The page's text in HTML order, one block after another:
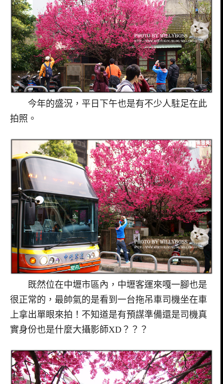
今年的盛況，平日下午也是有不少人駐足在此
拍照。
既然位在中壢市區內，中壢客運來嘎一腳也是
很正常的，最帥氣的是看到一台拖吊車司機坐在車
上拿出單眼來拍！不知道是有預謀準備還是司機真
實身份也是什麼大攝影師XD？？？